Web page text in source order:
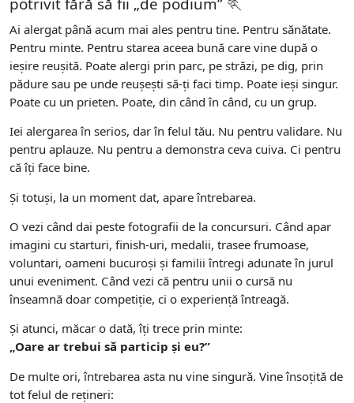
Ai alergat până acum mai ales pentru tine. Pentru sănătate.
Pentru minte. Pentru starea aceea bună care vine după o
ieșire reușită. Poate alergi prin parc, pe străzi, pe dig, prin
pădure sau pe unde reușești să-ți faci timp. Poate ieși singur.
Poate cu un prieten. Poate, din când în când, cu un grup.
Iei alergarea în serios, dar în felul tău. Nu pentru validare. Nu
pentru aplauze. Nu pentru a demonstra ceva cuiva. Ci pentru
că îți face bine.
Și totuși, la un moment dat, apare întrebarea.
O vezi când dai peste fotografii de la concursuri. Când apar
imagini cu starturi, finish-uri, medalii, trasee frumoase,
voluntari, oameni bucuroși și familii întregi adunate în jurul
unui eveniment. Când vezi că pentru unii o cursă nu
înseamnă doar competiție, ci o experiență întreagă.
Și atunci, măcar o dată, îți trece prin minte:
„Oare ar trebui să particip și eu?”
De multe ori, întrebarea asta nu vine singură. Vine însoțită de
tot felul de rețineri: